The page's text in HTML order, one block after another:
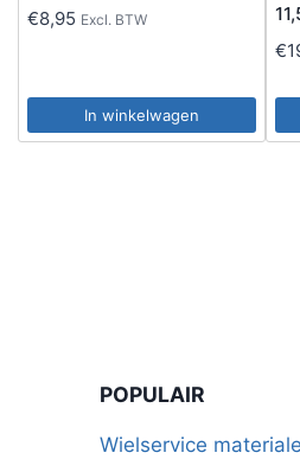
€8,95 Excl. BTW
In winkelwagen
€
POPULAIR
Wielservice